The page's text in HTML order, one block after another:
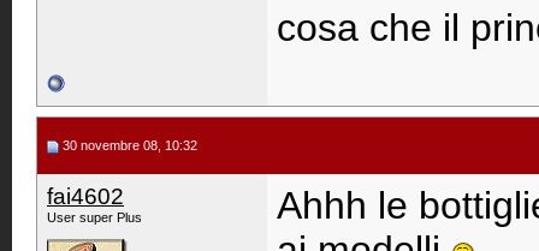
cosa che il
30 novembre 08, 10:32
fai4602
User super Plus
Ahhh le